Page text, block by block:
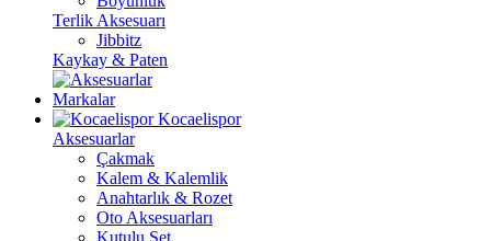
Terlik Aksesuarı
Jibbitz
Kaykay & Paten
Markalar
Kocaelispor
Aksesuarlar
Çakmak
Kalem & Kalemlik
Anahtarlık & Rozet
Oto Aksesuarları
Kutulu Set